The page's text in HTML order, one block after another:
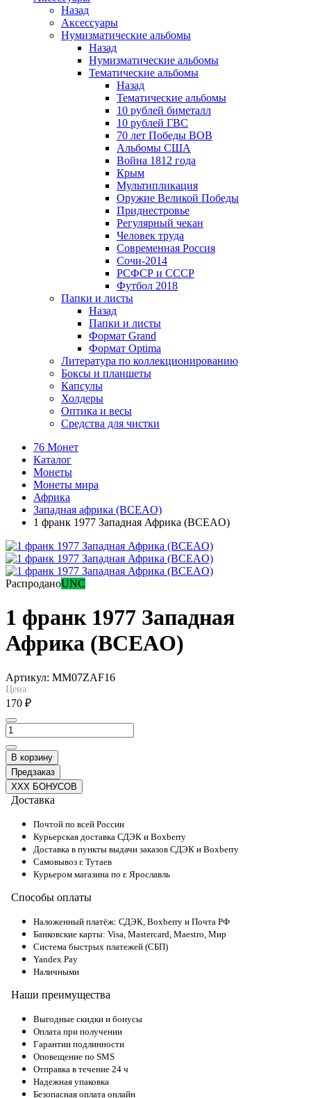
Назад
Аксессуары
Нумизматические альбомы
Назад
Нумизматические альбомы
Тематические альбомы
Назад
Тематические альбомы
10 рублей биметалл
10 рублей ГВС
70 лет Победы ВОВ
Альбомы США
Война 1812 года
Крым
Мультипликация
Оружие Великой Победы
Приднестровье
Регулярный чекан
Человек труда
Современная Россия
Сочи-2014
РСФСР и СССР
Футбол 2018
Папки и листы
Назад
Папки и листы
Формат Grand
Формат Optima
Литература по коллекционированию
Боксы и планшеты
Капсулы
Холдеры
Оптика и весы
Средства для чистки
76 Монет
Каталог
Монеты
Монеты мира
Африка
Западная африка (BCEAO)
1 франк 1977 Западная Африка (BCEAO)
РаспроданоUNC
1 франк 1977 Западная
Африка (BCEAO)
Артикул: MM07ZAF16
Цена:
170 ₽
В корзину
Предзаказ
XXX БОНУСОВ
Доставка
Почтой по всей России
Курьерская доставка СДЭК и Boxberry
Доставка в пункты выдачи заказов СДЭК и Boxberry
Самовывоз г. Тутаев
Курьером магазина по г. Ярославль
Способы оплаты
Наложенный платёж: СДЭК, Boxberry и Почта РФ
Банковские карты: Visa, Mastercard, Maestro, Мир
Система быстрых платежей (СБП)
Yandex Pay
Наличными
Наши преимущества
Выгодные скидки и бонусы
Оплата при получении
Гарантии подлинности
Оповещение по SMS
Отправка в течение 24 ч
Надежная упаковка
Безопасная оплата онлайн